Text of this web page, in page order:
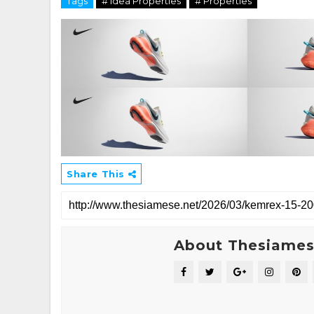
Share This
About